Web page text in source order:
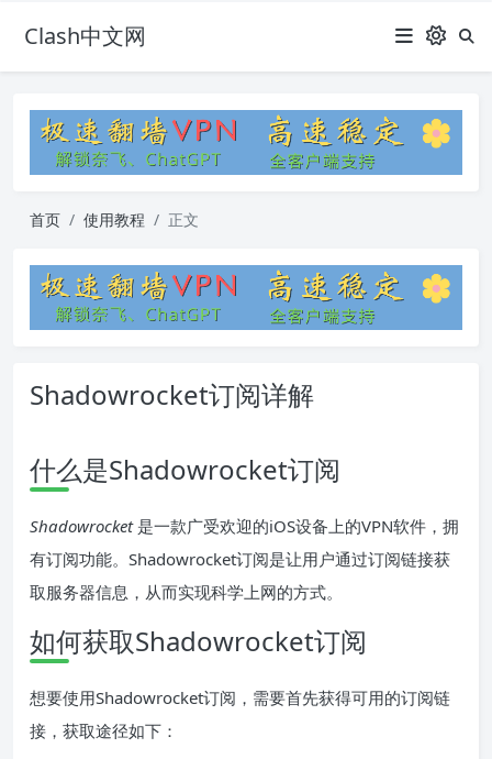
Clash中文网
首页 使用教程 正文
Shadowrocket订阅详解
什么是Shadowrocket订阅
Shadowrocket是一款广受欢迎的iOS设备上的VPN软件，拥
有订阅功能。Shadowrocket订阅是让用户通过订阅链接获
取服务器信息，从而实现科学上网的方式。
如何获取Shadowrocket订阅
想要使用Shadowrocket订阅，需要首先获得可用的订阅链
接，获取途径如下：